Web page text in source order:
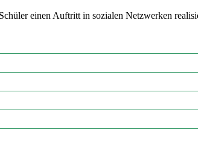
einen Auftritt in sozialen Netzwerken